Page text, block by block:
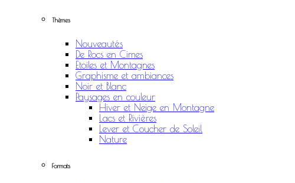
Thèmes
Nouveautés
De Rocs en Cimes
Etoiles et Montagnes
Graphisme et ambiances
Noir et Blanc
Paysages en couleur
Hiver et Neige en Montagne
Lacs et Rivières
Lever et Coucher de Soleil
Nature
Formats